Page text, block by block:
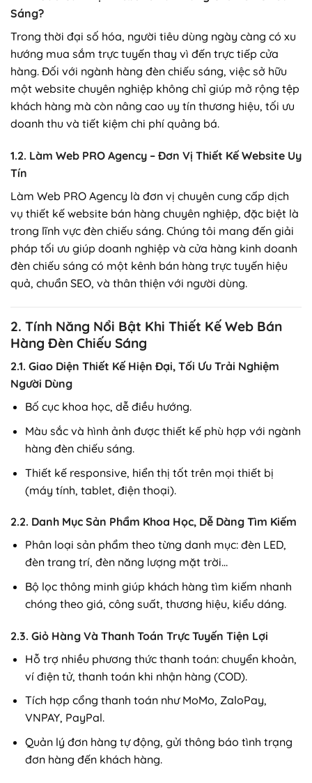
Sáng?
Trong thời đại số hóa, người tiêu dùng ngày càng có xu
hướng mua sắm trực tuyến thay vì đến trực tiếp cửa
hàng. Đối với ngành hàng đèn chiếu sáng, việc sở hữu
một website chuyên nghiệp không chỉ giúp mở rộng tệp
khách hàng mà còn nâng cao uy tín thương hiệu, tối ưu
doanh thu và tiết kiệm chi phí quảng bá.
1.2. Làm Web PRO Agency – Đơn Vị Thiết Kế Website Uy
Tín
Làm Web PRO Agency là đơn vị chuyên cung cấp dịch
vụ thiết kế website bán hàng chuyên nghiệp, đặc biệt là
trong lĩnh vực đèn chiếu sáng. Chúng tôi mang đến giải
pháp tối ưu giúp doanh nghiệp và cửa hàng kinh doanh
đèn chiếu sáng có một kênh bán hàng trực tuyến hiệu
quả, chuẩn SEO, và thân thiện với người dùng.
2. Tính Năng Nổi Bật Khi Thiết Kế Web Bán
Hàng Đèn Chiếu Sáng
2.1. Giao Diện Thiết Kế Hiện Đại, Tối Ưu Trải Nghiệm
Người Dùng
Bố cục khoa học, dễ điều hướng.
Màu sắc và hình ảnh được thiết kế phù hợp với ngành
hàng đèn chiếu sáng.
Thiết kế responsive, hiển thị tốt trên mọi thiết bị
(máy tính, tablet, điện thoại).
2.2. Danh Mục Sản Phẩm Khoa Học, Dễ Dàng Tìm Kiếm
Phân loại sản phẩm theo từng danh mục: đèn LED,
đèn trang trí, đèn năng lượng mặt trời…
Bộ lọc thông minh giúp khách hàng tìm kiếm nhanh
chóng theo giá, công suất, thương hiệu, kiểu dáng.
2.3. Giỏ Hàng Và Thanh Toán Trực Tuyến Tiện Lợi
Hỗ trợ nhiều phương thức thanh toán: chuyển khoản,
ví điện tử, thanh toán khi nhận hàng (COD).
Tích hợp cổng thanh toán như MoMo, ZaloPay,
VNPAY, PayPal.
Quản lý đơn hàng tự động, gửi thông báo tình trạng
đơn hàng đến khách hàng.